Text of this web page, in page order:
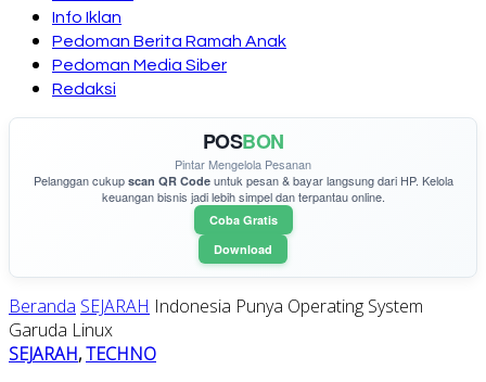
Info Iklan
Pedoman Berita Ramah Anak
Pedoman Media Siber
Redaksi
POSBON
Pintar Mengelola Pesanan
Pelanggan cukup scan QR Codeuntuk pesan & bayar langsung dari HP. Kelola
keuangan bisnis jadi lebih simpel dan terpantau online.
Coba Gratis
Download
Beranda SEJARAH Indonesia Punya Operating System
Garuda Linux
SEJARAH,TECHNO